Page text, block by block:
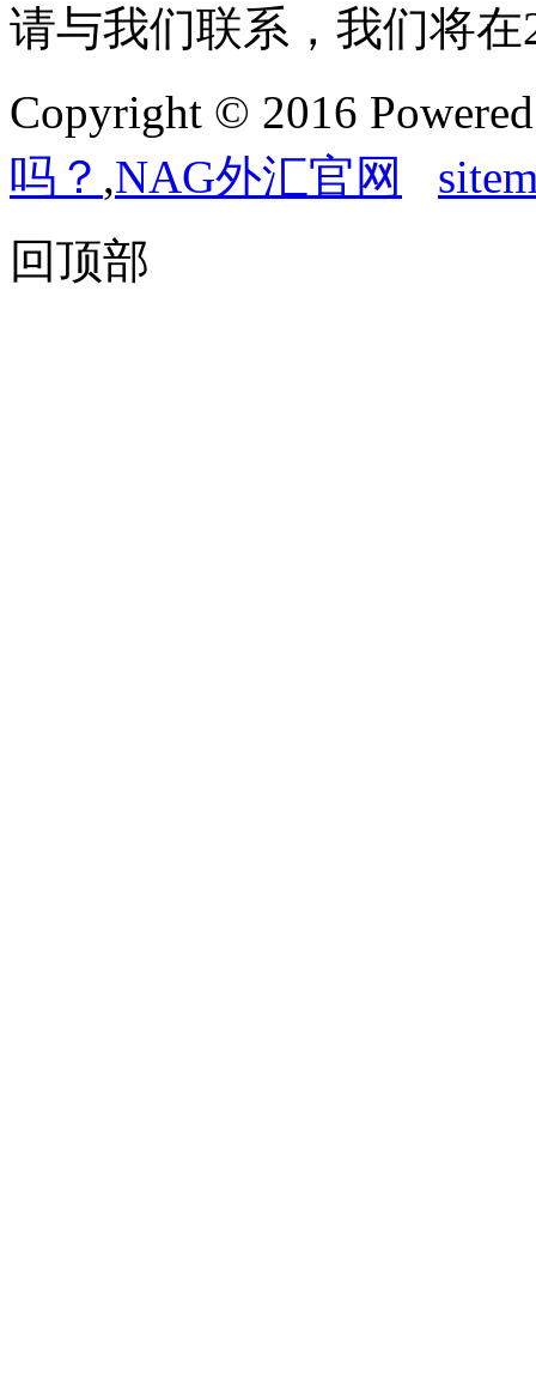
请与我们联系，我们将
Copyright © 2016
吗？ ,NAG外汇官网
回顶部